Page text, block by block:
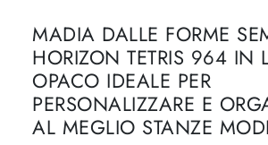
MADIA DALLE FORME
HORIZON TETRIS 964 IN
OPACO IDEALE PER
PERSONALIZZARE E
AL MEGLIO STANZE